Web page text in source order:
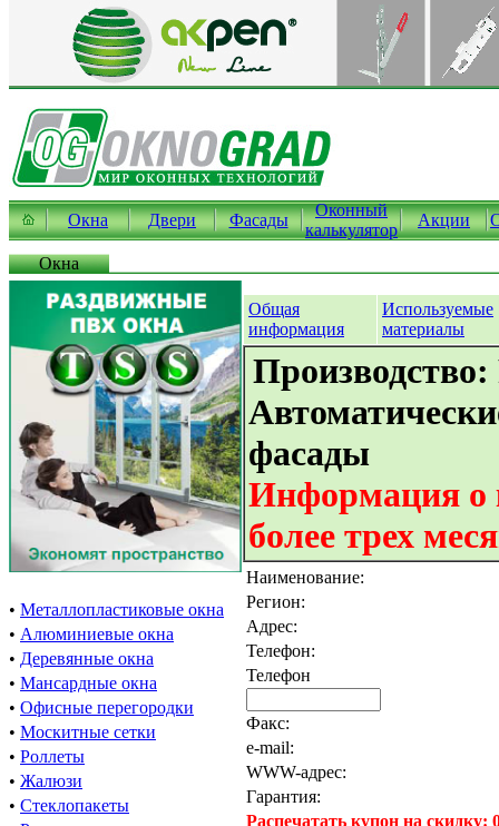
Окна Двери Фасады
Оконный
калькулятор
Акции
Окна
• Металлопластиковые окна
• Алюминиевые окна
• Деревянные окна
• Мансардные окна
• Офисные перегородки
• Москитные сетки
• Роллеты
• Жалюзи
• Стеклопакеты
Общая
информация
Используемые
материалы
фасады
Информация о
более трех
Наименование:
Регион:
Адрес:
Телефон:
Телефон
Факс:
e-mail:
WWW-адрес:
Гарантия:
Распечатать купон на скидку: